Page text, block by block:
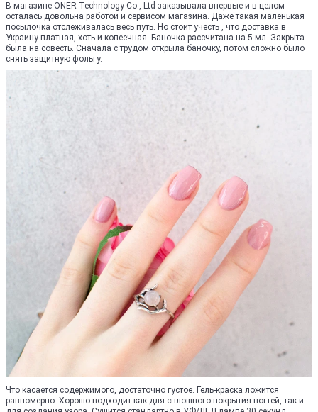
В магазине ONER Technology Co., Ltd заказывала впервые и в целом
осталась довольна работой и сервисом магазина. Даже такая маленькая
посылочка отслеживалась весь путь. Но стоит учесть , что доставка в
Украину платная, хоть и копеечная. Баночка рассчитана на 5 мл. Закрыта
была на совесть. Сначала с трудом открыла баночку, потом сложно было
снять защитную фольгу.
Что касается содержимого, достаточно густое. Гель-краска ложится
равномерно. Хорошо подходит как для сплошного покрытия ногтей, так и